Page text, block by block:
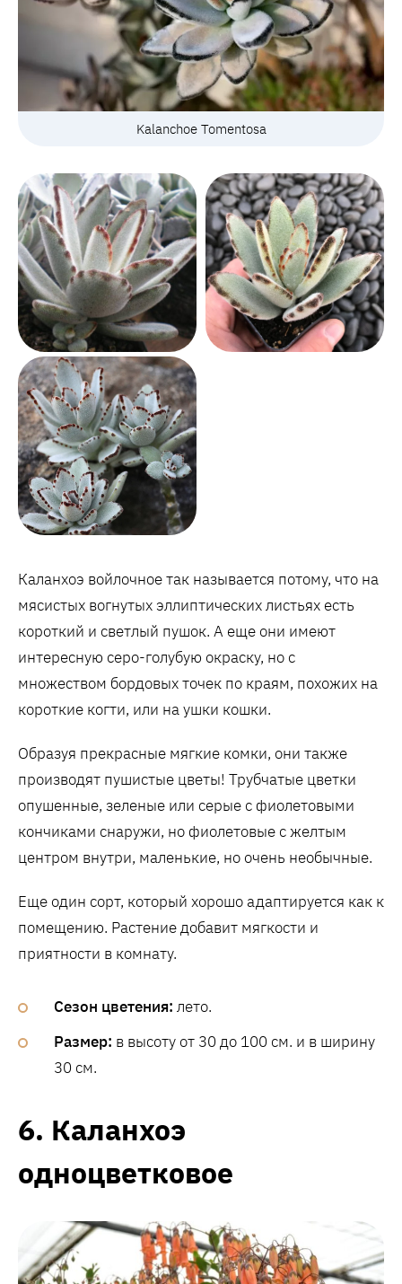
Kalanchoe Tomentosa
Каланхоэ войлочное так называется потому, что на
мясистых вогнутых эллиптических листьях есть
короткий и светлый пушок. А еще они имеют
интересную серо-голубую окраску, но с
множеством бордовых точек по краям, похожих на
короткие когти, или на ушки кошки.
Образуя прекрасные мягкие комки, они также
производят пушистые цветы! Трубчатые цветки
опушенные, зеленые или серые с фиолетовыми
кончиками снаружи, но фиолетовые с желтым
центром внутри, маленькие, но очень необычные.
Еще один сорт, который хорошо адаптируется как к
помещению. Растение добавит мягкости и
приятности в комнату.
Сезон цветения: лето.
Размер: в высоту от 30 до 100 см. и в ширину
30 см.
6. Каланхоэ
одноцветковое